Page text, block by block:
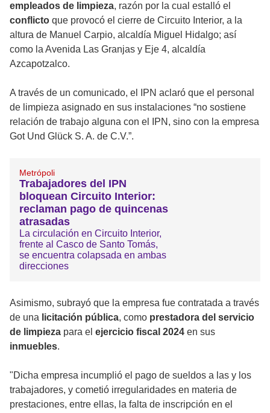
empleados de limpieza, razón por la cual estalló el
conflicto que provocó el cierre de Circuito Interior, a la
altura de Manuel Carpio, alcaldía Miguel Hidalgo; así
como la Avenida Las Granjas y Eje 4, alcaldía
Azcapotzalco.
A través de un comunicado, el IPN aclaró que el personal
de limpieza asignado en sus instalaciones “no sostiene
relación de trabajo alguna con el IPN, sino con la empresa
Got Und Glück S. A. de C.V.”.
Metrópoli
Trabajadores del IPN
bloquean Circuito Interior:
reclaman pago de quincenas
atrasadas
La circulación en Circuito Interior,
frente al Casco de Santo Tomás,
se encuentra colapsada en ambas
direcciones
Asimismo, subrayó que la empresa fue contratada a través
de una licitación pública, como prestadora del servicio
de limpieza para el ejercicio fiscal 2024 en sus
inmuebles.
"Dicha empresa incumplió el pago de sueldos a las y los
trabajadores, y cometió irregularidades en materia de
prestaciones, entre ellas, la falta de inscripción en el